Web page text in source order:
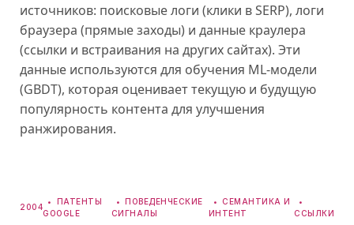
источников: поисковые логи (клики в SERP), логи
браузера (прямые заходы) и данные краулера
(ссылки и встраивания на других сайтах). Эти
данные используются для обучения ML-модели
(GBDT), которая оценивает текущую и будущую
популярность контента для улучшения
ранжирования.
2004
ПАТЕНТЫ
GOOGLE
ПОВЕДЕНЧЕСКИЕ
СИГНАЛЫ
СЕМАНТИКА И
ИНТЕНТ
ССЫЛКИ